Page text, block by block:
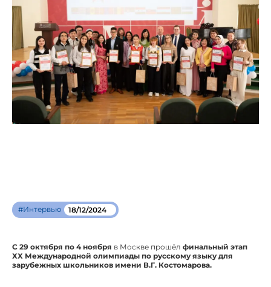
#Интервью 18/12/2024
С 29 октября по 4 ноября в Москве прошёл финальный этап
ХХ Международной олимпиады по русскому языку для
зарубежных школьников имени В.Г. Костомарова.